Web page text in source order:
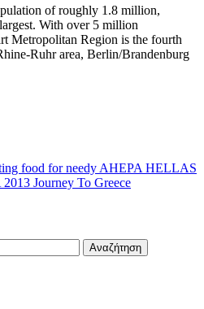
of roughly 1.8 million,
With over 5 million
Metropolitan Region is the fourth
Ruhr area, Berlin/Brandenburg
food for needy AHEPA HELLAS
Journey To Greece